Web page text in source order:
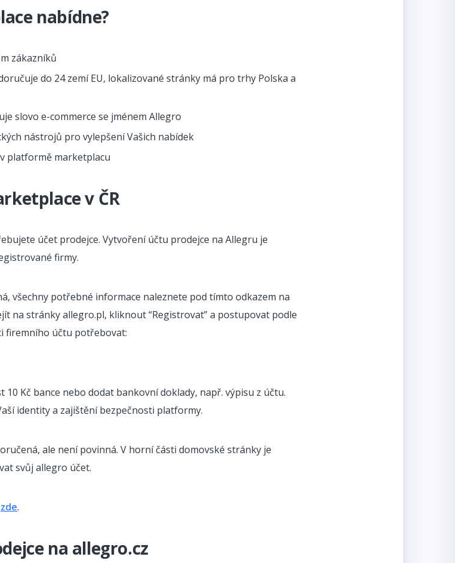
nabídne?
zákazníků
do 24 zemí EU, lokalizované stránky má pro trhy Polska a
slovo e-commerce se jménem Allegro
nástrojů pro vylepšení Vašich nabídek
platformě marketplacu
v ČR
účet prodejce. Vytvoření účtu prodejce na Allegru je
firmy.
všechny potřebné informace naleznete pod tímto odkazem na
na stránky allegro.pl, kliknout “Registrovat” a postupovat podle
firemního účtu potřebovat:
Kč bance nebo dodat bankovní doklady, např. výpisu z účtu.
identity a zajištění bezpečnosti platformy.
ale není povinná. V horní části domovské stránky je
svůj allegro účet.
zde.
na allegro.cz